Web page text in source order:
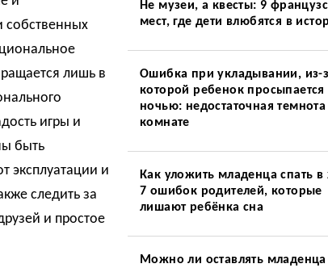
собственных
лишь в
игры и
быть
эксплуатации и
следить за
и простое
Не музеи, а квесты: 9
мест, где дети влюбятся в
Ошибка при укладывании, из-
которой ребенок просыпается
ночью: недостаточная темнота
комнате
Как уложить младенца спать
7 ошибок родителей, которые
лишают ребёнка сна
Можно ли оставлять младенца